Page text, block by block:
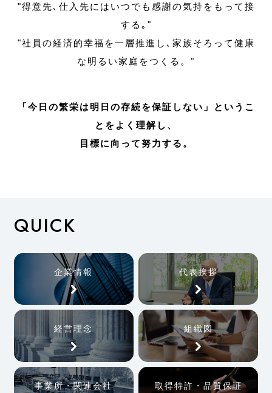
"得意先､仕入先にはいつでも感謝の気持をもって接
する｡"
"社員の経済的幸福を一層推進し､家族そろって健康
な明るい家庭をつくる。"
「今日の繁栄は明日の存続を保証しない」というこ
とをよく理解し、
目標に向って努力する。
QUICK
企業情報 代表挨拶
経営理念 組織図
事業所・関連会社 取得特許・品質保証